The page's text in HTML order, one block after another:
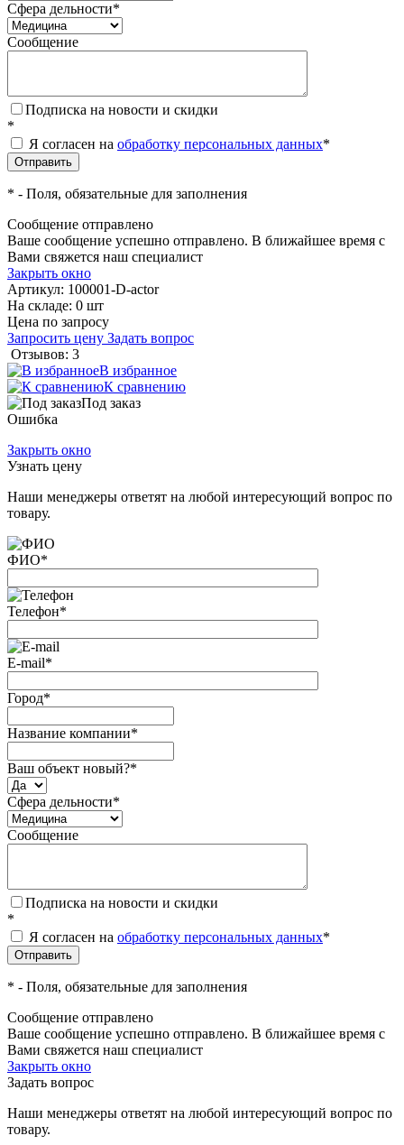
Сфера дельности*
Сообщение
Подписка на новости и скидки
*
Я согласен на обработку персональных данных*
* - Поля, обязательные для заполнения
Сообщение отправлено
Ваше сообщение успешно отправлено. В ближайшее время с
Вами свяжется наш специалист
Закрыть окно
Артикул: 100001-D-actor
На складе: 0 шт
Цена по запросу
Запросить цену Задать вопрос
Отзывов: 3
В избранное
К сравнению
Под заказ
Ошибка
Закрыть окно
Узнать цену
Наши менеджеры ответят на любой интересующий вопрос по
товару.
ФИО*
Телефон*
E-mail*
Город*
Название компании*
Ваш объект новый?*
Сфера дельности*
Сообщение
Подписка на новости и скидки
*
Я согласен на обработку персональных данных*
* - Поля, обязательные для заполнения
Сообщение отправлено
Ваше сообщение успешно отправлено. В ближайшее время с
Вами свяжется наш специалист
Закрыть окно
Задать вопрос
Наши менеджеры ответят на любой интересующий вопрос по
товару.